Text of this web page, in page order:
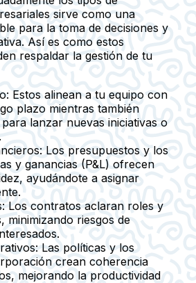
sirve como una
para la toma de decisiones y
Así es como estos
respaldar la gestión de tu
: Estos alinean a tu equipo con
plazo mientras también
lanzar nuevas iniciativas o
: Los presupuestos y los
y ganancias (P&L) ofrecen
ayudándote a asignar
: Los contratos aclaran roles y
minimizando riesgos de
: Las políticas y los
crean coherencia
mejorando la productividad